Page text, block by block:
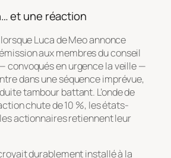
et une réaction
Luca de Meo annonce
aux membres du conseil
convoqués en urgence la veille —
dans une séquence imprévue,
tambour battant. L’onde de
chute de 10 %, les états-
actionnaires retiennent leur
durablement installé à la